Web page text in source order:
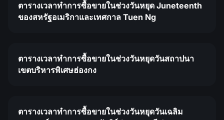
ตารางเวลาทำการซื้อขายในช่วงวันหยุด Juneteenth
ของสหรัฐอเมริกาและเทศกาล Tuen Ng
ตารางเวลาทำการซื้อขายในช่วงวันหยุดวันสถาปนา
เขตบริหารพิเศษฮ่องกง
ตารางเวลาทำการซื้อขายในช่วงวันหยุดวันเฉลิม